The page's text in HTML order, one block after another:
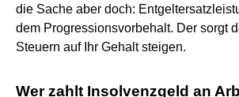
die Sache aber doch:
dem Progressionsvorbehalt. Der sorgt
Steuern auf Ihr Gehalt steigen.
Wer zahlt Insolvenzgeld an